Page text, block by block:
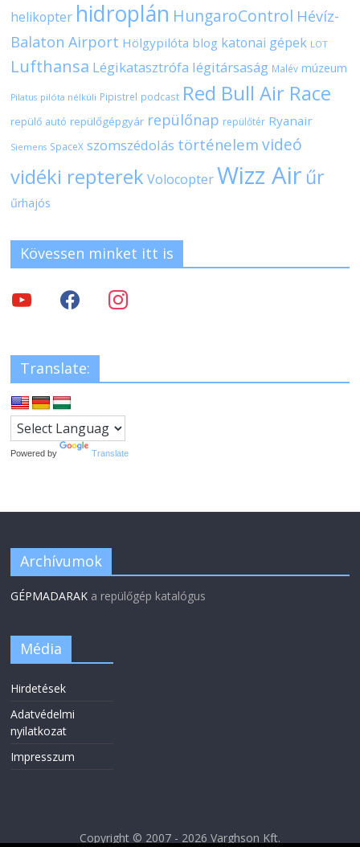
helikopter hidroplán HungaroControl Hévíz-
Balaton Airport Hölgypilóta blog katonai gépek LOT
Lufthansa Légikatasztrófa légitársaság Malév múzeum
Pilatus pilóta nélküli Pipistrel podcast Red Bull Air Race
repülő autó repülőgépgyár repülőnap repülőtér Ryanair
Siemens SpaceX szomszédolás történelem videó
vidéki repterek Volocopter Wizz Air űr
űrhajós
Kövessen minket itt is
Translate:
Powered by Translate
Archívumok
GÉPMADARAK a repülőgép katalógus
Média
Hirdetések
Adatvédelmi
nyilatkozat
Impresszum
Copyright © 2007 - 2026 Varghson Kft.